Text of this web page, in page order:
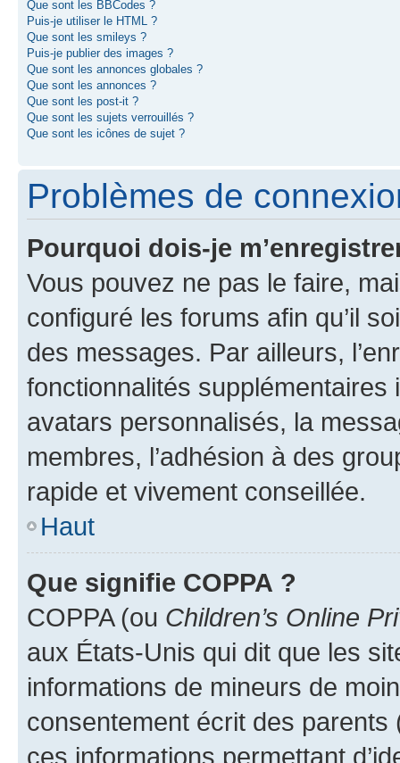
Que sont les BBCodes ?
Puis-je utiliser le HTML ?
Que sont les smileys ?
Puis-je publier des images ?
Que sont les annonces globales ?
Que sont les annonces ?
Que sont les post-it ?
Que sont les sujets verrouillés ?
Que sont les icônes de sujet ?
Problèmes de
Pourquoi dois-je
Vous pouvez ne pas le faire,
configuré les forums afin qu’il
des messages. Par ailleurs,
fonctionnalités
avatars personnalisés, la
membres, l’adhésion à des
rapide et vivement conseillée.
Haut
Que signifie COPPA ?
COPPA (ou Children’s Online
aux États-Unis qui dit que les
informations de mineurs de
consentement écrit des parents
ces informations permettant